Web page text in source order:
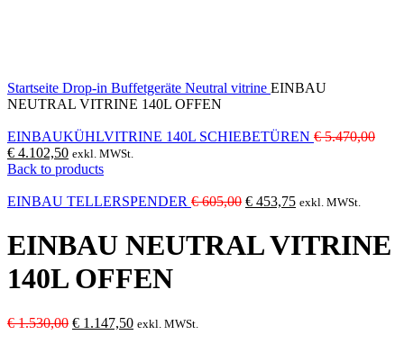
Startseite Drop-in Buffetgeräte Neutral vitrine EINBAU
NEUTRAL VITRINE 140L OFFEN
EINBAUKÜHLVITRINE 140L SCHIEBETÜREN €5.470,00
€ 4.102,50Aktueller
Preis
€ 4.102,50.
exkl. MWSt.
Back to products
EINBAU TELLERSPENDER €605,00 Ursprünglicher
war:
€ 605,00
€ 453,75Aktueller
ist:
€ 453,75.
exkl. MWSt.
EINBAU NEUTRAL VITRINE
140L OFFEN
€1.530,00 Ursprünglicher
€ 1.147,50Aktueller
exkl. MWSt.